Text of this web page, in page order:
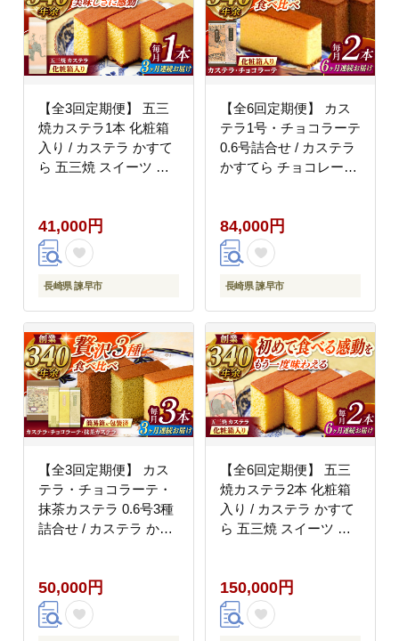
【全3回定期便】 五三
焼カステラ1本 化粧箱
入り / カステラ かすて
ら 五三焼 スイーツ 菓
41,000円
長崎県 諫早市
【全6回定期便】 カス
テラ1号・チョコラーテ
0.6号詰合せ / カステラ
かすてら チョコレート
軒 [AHCT005]
84,000円
長崎県 諫早市
【全3回定期便】 カス
テラ・チョコラーテ・
抹茶カステラ 0.6号3種
詰合せ / カステラ かす
諫早市 / 株式会社松翁
軒 [AHCT007]
50,000円
【全6回定期便】 五三
焼カステラ2本 化粧箱
入り / カステラ かすて
ら 五三焼 スイーツ 菓
150,000円